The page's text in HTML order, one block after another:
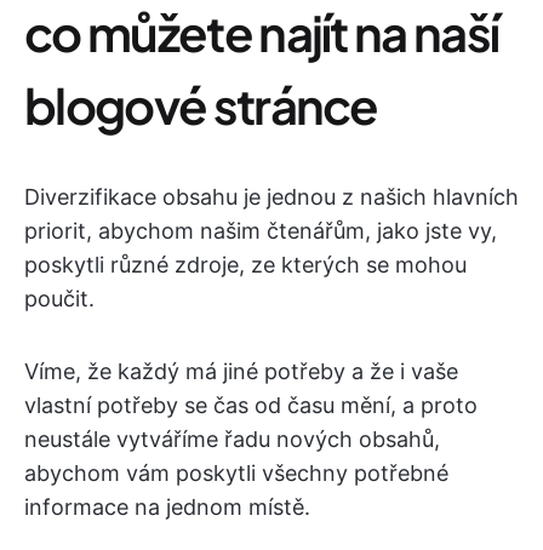
co můžete najít na naší
blogové stránce
Diverzifikace obsahu je jednou z našich hlavních
priorit, abychom našim čtenářům, jako jste vy,
poskytli různé zdroje, ze kterých se mohou
poučit.
Víme, že každý má jiné potřeby a že i vaše
vlastní potřeby se čas od času mění, a proto
neustále vytváříme řadu nových obsahů,
abychom vám poskytli všechny potřebné
informace na jednom místě.